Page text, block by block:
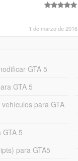
1 de marzo de 2016
GTA 5
GTA 5
para GTA
5
para GTA5